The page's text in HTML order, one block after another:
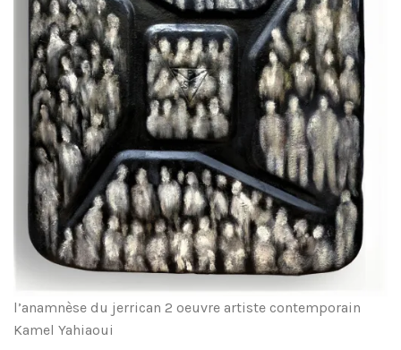
l’anamnèse du jerrican 2 oeuvre artiste contemporain
Kamel Yahiaoui